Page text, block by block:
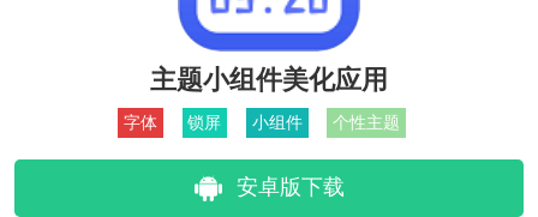
主题小组件美化应用
字体 锁屏 小组件 个性主题
安卓版下载